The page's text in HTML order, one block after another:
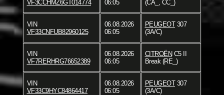
VF3CCHMZ6GT014774
06:05
(CA_, CC_)
VIN
VF33CNFUB82960125
06.08.2026
06:05
PEUGEOT307
(3A/C)
VIN
VF7RERHRG76652389
06.08.2026
06:05
CITROËN C5 II
Break (RE_)
VIN
VF33C9HYC84864417
06.08.2026
06:05
PEUGEOT307
(3A/C)